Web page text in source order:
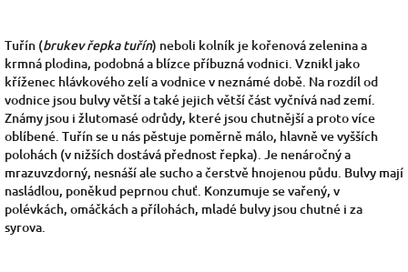
Tuřín (brukev řepka tuřín) neboli kolník je kořenová zelenina a
krmná plodina, podobná a blízce příbuzná vodnici. Vznikl jako
kříženec hlávkového zelí a vodnice v neznámé době. Na rozdíl od
vodnice jsou bulvy větší a také jejich větší část vyčnívá nad zemí.
Známy jsou i žlutomasé odrůdy, které jsou chutnější a proto více
oblíbené. Tuřín se u nás pěstuje poměrně málo, hlavně ve vyšších
polohách (v nižších dostává přednost řepka). Je nenáročný a
mrazuvzdorný, nesnáší ale sucho a čerstvě hnojenou půdu. Bulvy mají
nasládlou, poněkud peprnou chuť. Konzumuje se vařený, v
polévkách, omáčkách a přílohách, mladé bulvy jsou chutné i za
syrova.